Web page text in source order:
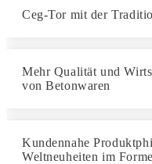
Ceg-Tor mit der
Mehr Qualität und
von Betonwaren
Kundennahe
Weltneuheiten im